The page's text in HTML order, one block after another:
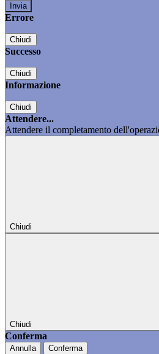
Errore
Chiudi
Successo
Chiudi
Informazione
Chiudi
Attendere...
Attendere il completamento
Chiudi
Chiudi
Conferma
Annulla Conferma